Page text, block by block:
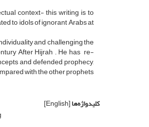
context- this writing is to
to idols of ignorant Arabs at
and challenging the
After Hijrah . He has re-
and defended prophecy,
with the other prophets
کلیدواژه‌ها[English]